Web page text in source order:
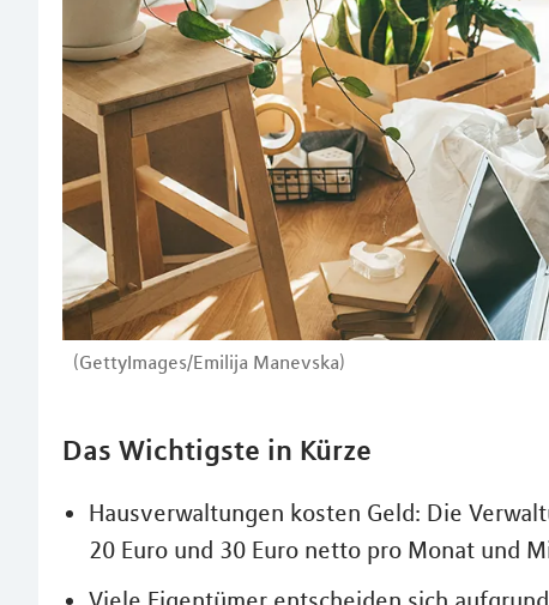
(GettyImages/Emilija Manevska)
Das Wichtigste in Kürze
Hausverwaltungen kosten Geld: Die
20 Euro und 30 Euro netto pro Monat und